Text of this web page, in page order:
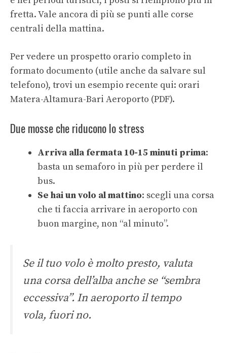
fretta. Vale ancora di più se punti alle corse
centrali della mattina.
Per vedere un prospetto orario completo in
formato documento (utile anche da salvare sul
telefono), trovi un esempio recente qui: orari
Matera-Altamura-Bari Aeroporto (PDF).
Due mosse che riducono lo stress
Arriva alla fermata 10-15 minuti prima:
basta un semaforo in più per perdere il
bus.
Se hai un volo al mattino: scegli una corsa
che ti faccia arrivare in aeroporto con
buon margine, non “al minuto”.
Se il tuo volo è molto presto, valuta
una corsa dell’alba anche se “sembra
eccessiva”. In aeroporto il tempo
vola, fuori no.